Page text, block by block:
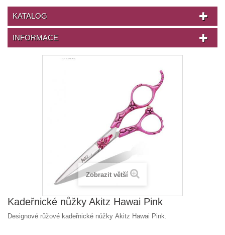
KATALOG
INFORMACE
Zobrazit větší
Kadeřnické nůžky Akitz Hawai Pink
Designové růžové kadeřnické nůžky Akitz Hawai Pink.